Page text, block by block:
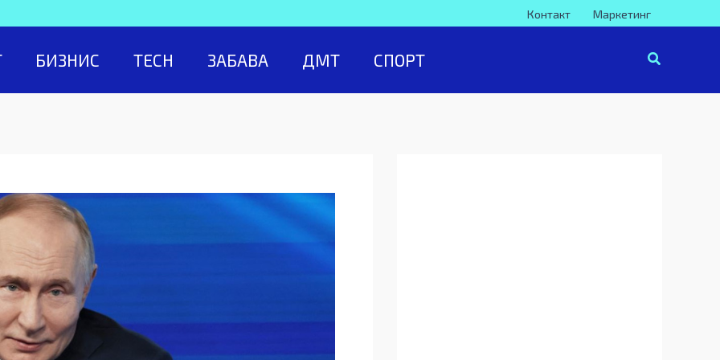
Контакт Маркетинг
БИЗНИС TECH ЗАБАВА ДМТ СПОРТ